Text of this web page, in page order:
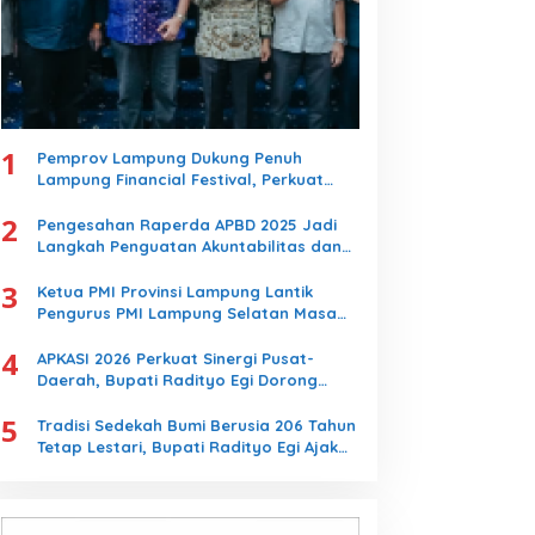
1
Pemprov Lampung Dukung Penuh
Lampung Financial Festival, Perkuat
2
Pengesahan Raperda APBD 2025 Jadi
Langkah Penguatan Akuntabilitas dan
3
Ketua PMI Provinsi Lampung Lantik
Pengurus PMI Lampung Selatan Masa
Kemanusiaan
4
APKASI 2026 Perkuat Sinergi Pusat-
Daerah, Bupati Radityo Egi Dorong
Lampung Selatan
5
Tradisi Sedekah Bumi Berusia 206 Tahun
Tetap Lestari, Bupati Radityo Egi Ajak